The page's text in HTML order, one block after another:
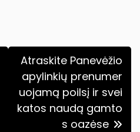
Atraskite Panevėžio
apylinkių prenumer
uojamą poilsį ir svei
katos naudą gamto
s oazėse